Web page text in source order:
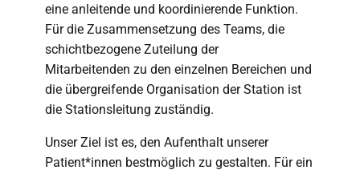
eine anleitende und koordinierende Funktion.
Für die Zusammensetzung des Teams, die
schichtbezogene Zuteilung der
Mitarbeitenden zu den einzelnen Bereichen und
die übergreifende Organisation der Station ist
die Stationsleitung zuständig.
Unser Ziel ist es, den Aufenthalt unserer
Patient*innen bestmöglich zu gestalten. Für ein